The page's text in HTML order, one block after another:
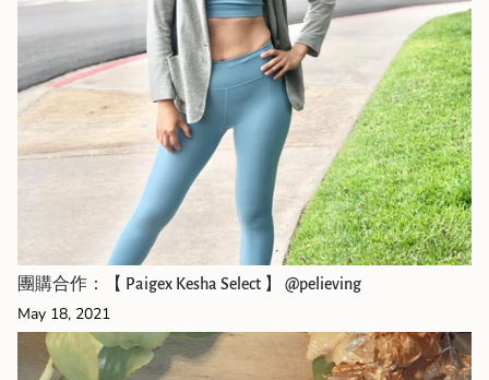
團購合作：【 Paigex Kesha Select 】 @pelieving
May 18, 2021